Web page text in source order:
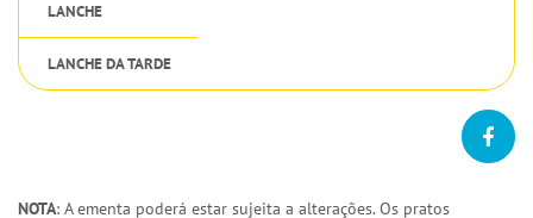
LANCHE
LANCHE DA TARDE
NOTA: A ementa poderá estar sujeita a alterações. Os pratos